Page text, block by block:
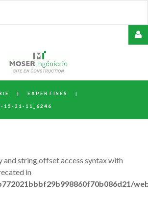
| EXPERTISES |
15-31-11_6246
and string offset access syntax with
in
DE
PASSE
REMEMBER